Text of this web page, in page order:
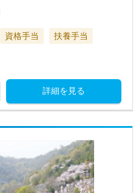
資格手当
扶養手当
詳細を見る